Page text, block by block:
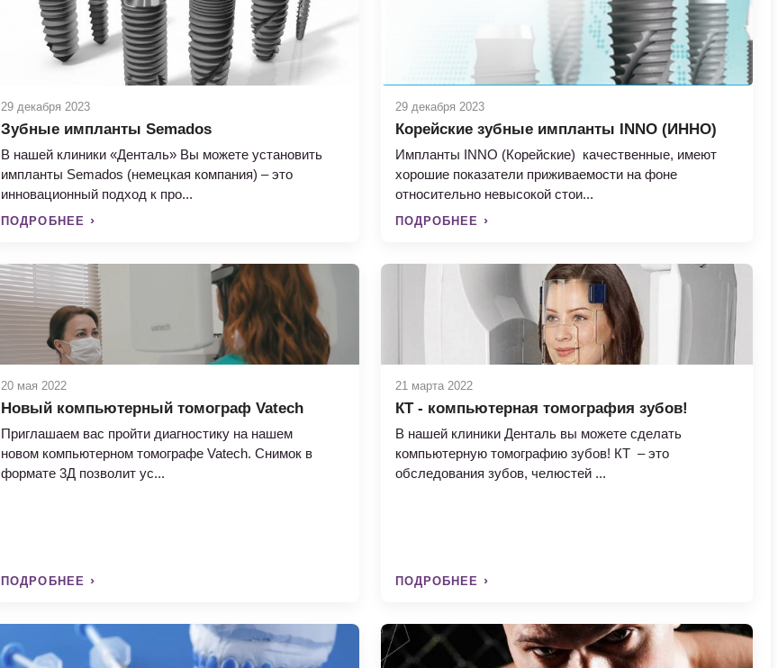
29 декабря 2023
Зубные импланты Semados
В нашей клиники «Денталь» Вы можете установить
импланты Semados (немецкая компания) – это
инновационный подход к про...
ПОДРОБНЕЕ
29 декабря 2023
Корейские зубные импланты INNO (ИННО)
Импланты INNO (Корейские) качественные, имеют
хорошие показатели приживаемости на фоне
относительно невысокой стои...
ПОДРОБНЕЕ
20 мая 2022
Новый компьютерный томограф Vatech
Приглашаем вас пройти диагностику на нашем
новом компьютерном томографе Vatech. Снимок в
формате 3Д позволит ус...
ПОДРОБНЕЕ
21 марта 2022
КТ - компьютерная томография зубов!
В нашей клиники Денталь вы можете сделать
компьютерную томографию зубов! КТ – это
обследования зубов, челюстей ...
ПОДРОБНЕЕ